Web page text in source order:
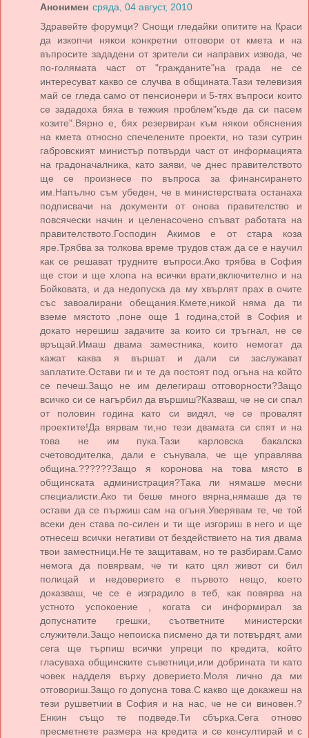
Анонимен сряда, 04 август, 2010
Здравейте форумци? Снощи гледайки опитите на Краси
да изкопчи някои конкретни отговори от кмета и на
въпросите зададени от зрители си направих извода, че
по-голямата част от "гражданите"на града не се
интересуват какво се случва в общината.Тази телевизия
май се гледа само от пенсионери и 5-тях въпроси които
се зададоха бяха в тежкия проблем"къде да си пасем
козите".Вярно е, бях резервиран към някои обяснения
на кмета относно спечелените проекти, но тази сутрин
габровският министър потвърди част от информацията
на градоначалника, като заяви, че днес правителството
ще се произнесе по въпроса за финансирането
им.Напълно съм убеден, че в министерствата останаха
подписвачи на документи от онова правителство и
повсячески начин и целенасочено спъват работата на
правителството.Господин Акимов е от стара коза
яре.Трябва за толкова време трудов стаж да се е научил
как се решават трудните въпроси.Ако трябва в София
ще стои и ще хлопа на всички врати,включително и на
Бойковата, и да недопуска да му хвърлят прах в очите
със завоалирани обещания.Кмете,никой няма да ти
вземе мястото ,поне още 1 година,стой в София и
докато нерешиш задачите за които си тръгнал, не се
връщай.Имаш двама заместника, които немогат да
кажат каква я вършат и дали си заслужават
заплатите.Остави ги и те да постоят под огъна на който
се печеш.Защо не им делегираш отговорности?Защо
всичко си се нагърбил да вършиш?Казваш, че не си спал
от половин година като си видял, че се провалят
проектите!Да вярвам ти,но тези двамата си спят и на
това не им пука.Тази карловска бакалска
счетоводителка, дали е сънувала, че ще управлява
община.??????Защо я коронова на това място в
общинската администрация?Така ли нямаше месни
специалисти.Ако ти беше много вярна,нямаше да те
остави да се пържиш сам на огъня.Уверявам те, че той
всеки ден става по-силен и ти ще изгориш в него и ще
отнесеш всички негативи от бездействието на тия двама
твои заместници.Не те защитавам, но те разбирам.Само
немога да повярвам, че ти като цял живот си бил
полицай и недоверието е първото нещо, което
доказваш, че се е изградило в теб, как повярва на
устното успокоение , когата си информирал за
допуснатите грешки, съответните министерски
служители.Защо непоиска писмено да ти потвърдят, ами
сега ще търпиш всички упреци по кредита, който
гласуваха общинските съветници,или добрината ти като
човек надделя върху доверието.Моля лично да ми
отговориш.Защо го допусна това.С какво ще докажеш на
тези рушветчии в София и на нас, че не си виновен.?
Енкин също те подведе.Ти сбърка.Сега отново
пресметнете размера на кредита и се консултирай и с